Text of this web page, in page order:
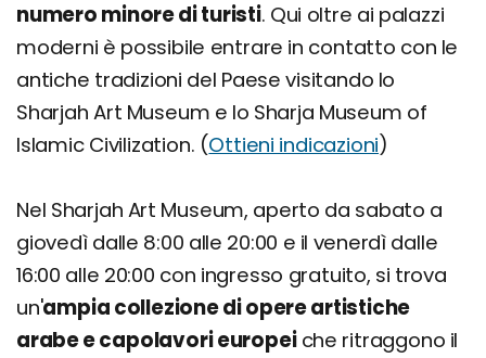
numero minore di turisti. Qui oltre ai palazzi
moderni è possibile entrare in contatto con le
antiche tradizioni del Paese visitando lo
Sharjah Art Museum e lo Sharja Museum of
Islamic Civilization. (Ottieni indicazioni)
Nel Sharjah Art Museum, aperto da sabato a
giovedì dalle 8:00 alle 20:00 e il venerdì dalle
16:00 alle 20:00 con ingresso gratuito, si trova
un'ampia collezione di opere artistiche
arabe e capolavori europeiche ritraggono il